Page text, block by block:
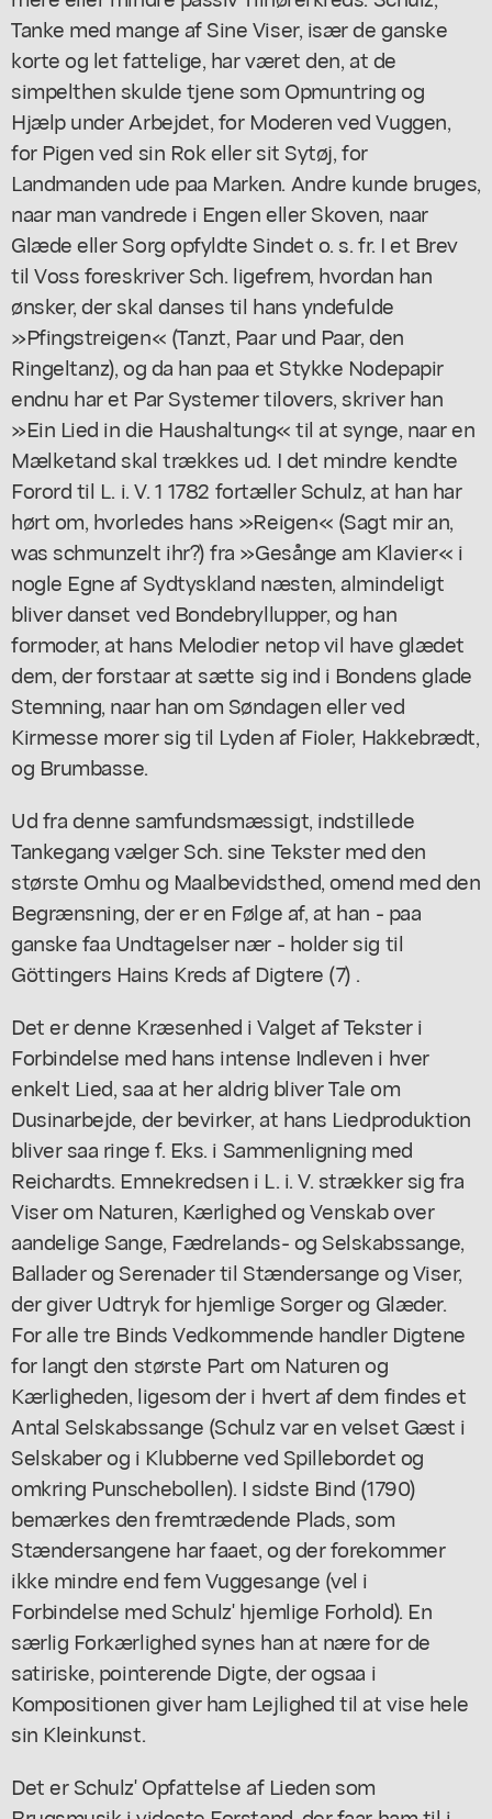
Tanke med mange af Sine Viser, især de ganske
korte og let fattelige, har været den, at de
simpelthen skulde tjene som Opmuntring og
Hjælp under Arbejdet, for Moderen ved Vuggen,
for Pigen ved sin Rok eller sit Sytøj, for
Landmanden ude paa Marken. Andre kunde bruges,
naar man vandrede i Engen eller Skoven, naar
Glæde eller Sorg opfyldte Sindet o. s. fr. I et Brev
til Voss foreskriver Sch. ligefrem, hvordan han
ønsker, der skal danses til hans yndefulde
»Pfingstreigen« (Tanzt, Paar und Paar, den
Ringeltanz), og da han paa et Stykke Nodepapir
endnu har et Par Systemer tilovers, skriver han
»Ein Lied in die Haushaltung« til at synge, naar en
Mælketand skal trækkes ud. I det mindre kendte
Forord til L. i. V. 1 1782 fortæller Schulz, at han har
hørt om, hvorledes hans »Reigen« (Sagt mir an,
was schmunzelt ihr?) fra »Gesånge am Klavier« i
nogle Egne af Sydtyskland næsten, almindeligt
bliver danset ved Bondebryllupper, og han
formoder, at hans Melodier netop vil have glædet
dem, der forstaar at sætte sig ind i Bondens glade
Stemning, naar han om Søndagen eller ved
Kirmesse morer sig til Lyden af Fioler, Hakkebrædt,
og Brumbasse.
Ud fra denne samfundsmæssigt, indstillede
Tankegang vælger Sch. sine Tekster med den
største Omhu og Maalbevidsthed, omend med den
Begrænsning, der er en Følge af, at han - paa
ganske faa Undtagelser nær - holder sig til
Göttingers Hains Kreds af Digtere (7) .
Det er denne Kræsenhed i Valget af Tekster i
Forbindelse med hans intense Indleven i hver
enkelt Lied, saa at her aldrig bliver Tale om
Dusinarbejde, der bevirker, at hans Liedproduktion
bliver saa ringe f. Eks. i Sammenligning med
Reichardts. Emnekredsen i L. i. V. strækker sig fra
Viser om Naturen, Kærlighed og Venskab over
aandelige Sange, Fædrelands- og Selskabssange,
Ballader og Serenader til Stændersange og Viser,
der giver Udtryk for hjemlige Sorger og Glæder.
For alle tre Binds Vedkommende handler Digtene
for langt den største Part om Naturen og
Kærligheden, ligesom der i hvert af dem findes et
Antal Selskabssange (Schulz var en velset Gæst i
Selskaber og i Klubberne ved Spillebordet og
omkring Punschebollen). I sidste Bind (1790)
bemærkes den fremtrædende Plads, som
Stændersangene har faaet, og der forekommer
ikke mindre end fem Vuggesange (vel i
Forbindelse med Schulz' hjemlige Forhold). En
særlig Forkærlighed synes han at nære for de
satiriske, pointerende Digte, der ogsaa i
Kompositionen giver ham Lejlighed til at vise hele
sin Kleinkunst.
Det er Schulz' Opfattelse af Lieden som